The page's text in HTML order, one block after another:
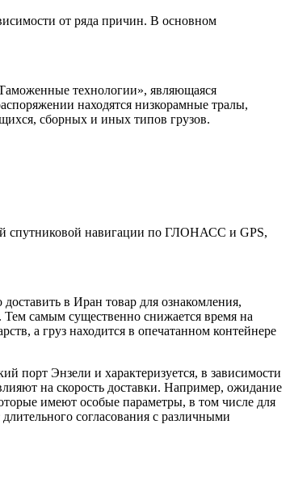
от ряда причин. В основном
технологии», являющаяся
находятся низкорамные тралы,
сборных и иных типов грузов.
спутниковой навигации по ГЛОНАСС и GPS,
в Иран товар для ознакомления,
Тем самым существенно снижается время на
а груз находится в опечатанном контейнере
порт Энзели и характеризуется, в зависимости
на скорость доставки. Например, ожидание
имеют особые параметры, в том числе для
согласования с различными